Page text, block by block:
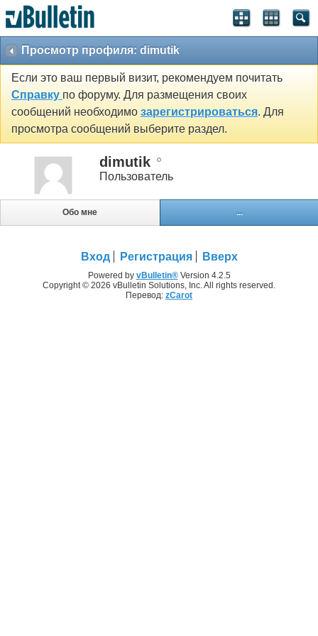
Просмотр профиля: dimutik
Если это ваш первый визит, рекомендуем почитать
Справку по форуму. Для размещения своих
сообщений необходимо зарегистрироваться. Для
просмотра сообщений выберите раздел.
dimutik
Пользователь
Обо мне ...
Вход Регистрация Вверх
Powered by vBulletin®Version 4.2.5
Copyright © 2026 vBulletin Solutions, Inc. All rights reserved.
Перевод: zCarot